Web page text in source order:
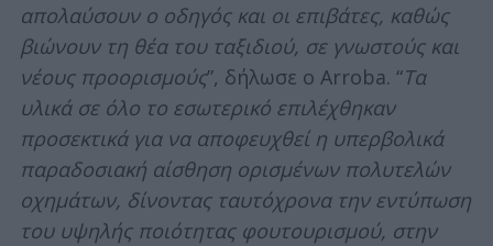
απολαύσουν ο οδηγός και οι επιβάτες, καθώς
βιώνουν τη θέα του ταξιδιού, σε γνωστούς και
νέους προορισμούς”, δήλωσε ο Arroba. “Τα
υλικά σε όλο το εσωτερικό επιλέχθηκαν
προσεκτικά για να αποφευχθεί η υπερβολικά
παραδοσιακή αίσθηση ορισμένων πολυτελών
οχημάτων, δίνοντας ταυτόχρονα την εντύπωση
του υψηλής ποιότητας φουτουρισμού, στην